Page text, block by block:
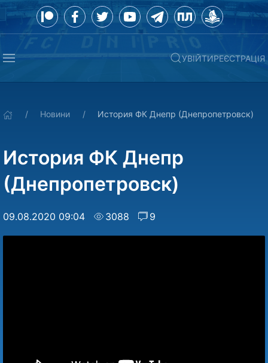
УВІЙТИРЕЄСТРАЦІЯ
Новини История ФК Днепр (Днепропетровск)
История ФК Днепр
(Днепропетровск)
09.08.2020 09:04 3088 9